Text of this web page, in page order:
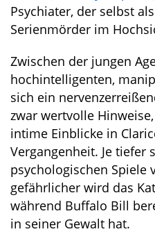
Psychiater, der selbst
Serienmörder im
Zwischen der jungen
hochintelligenten,
sich ein
zwar wertvolle
intime Einblicke in
Vergangenheit. Je tiefer
psychologischen Spiele
gefährlicher wird das
während Buffalo Bill
in seiner Gewalt hat.